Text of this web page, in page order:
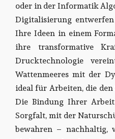
oder in der Informatik
Digitalisierung
Ihre Ideen in einem
ihre transformative
Drucktechnologie
Wattenmeeres mit der
ideal für Arbeiten, die
Die Bindung Ihrer
Sorgfalt, mit der
bewahren – nachhaltig,